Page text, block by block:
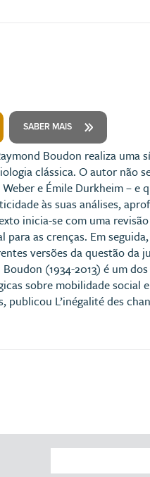
SABER MAIS
Boudon realiza
clássica. O autor não
e Émile Durkheim –
às suas análises,
inicia-se com uma
para as crenças. Em
versões da questão da
(1934-2013) é um
sobre mobilidade
publicou L’inégalité des